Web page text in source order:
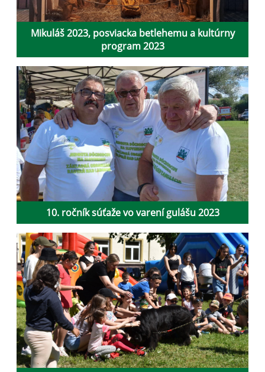
Mikuláš 2023, posviacka betlehemu a kultúrny
program 2023
10. ročník súťaže vo varení gulášu 2023